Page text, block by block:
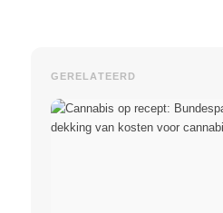
GERELATEERD